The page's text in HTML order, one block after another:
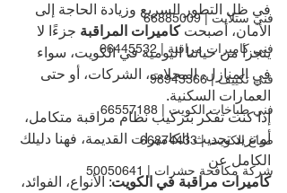
فني ستلايت | 66885009
فني كاميرات مراقبة | 66445532
فني تكييف | 98943366
فني طباخات الكويت | 66557188
صباغ الكويت | 66874433
شركة مكافحة حشرات | 50050641
في ظل التطور السريع وزيادة الحاجة إلى
الأمان، أصبحت كاميرات المراقبة جزءًا لا
يتجزأ من حياتنا اليومية في الكويت، سواء
في المنازل، المحلات، الشركات، أو حتى
العمارات السكنية.
إذا كنت تفكر بتركيب نظام مراقبة متكامل،
أو تريد تحديث الكاميرات القديمة، فهنا دليلك
الكامل عن
كاميرات مراقبة في الكويت: الأنواع، الفوائد،